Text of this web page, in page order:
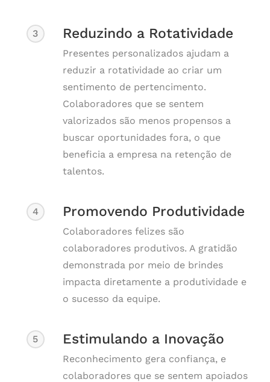
3 Reduzindo a Rotatividade
Presentes personalizados ajudam a
reduzir a rotatividade ao criar um
sentimento de pertencimento.
Colaboradores que se sentem
valorizados são menos propensos a
buscar oportunidades fora, o que
beneficia a empresa na retenção de
talentos.
4 Promovendo Produtividade
Colaboradores felizes são
colaboradores produtivos. A gratidão
demonstrada por meio de brindes
impacta diretamente a produtividade e
o sucesso da equipe.
5 Estimulando a Inovação
Reconhecimento gera confiança, e
colaboradores que se sentem apoiados